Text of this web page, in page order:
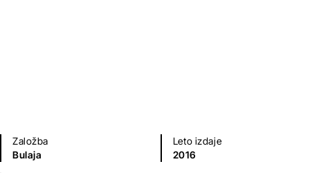
Založba
Bulaja
Leto izdaje
2016